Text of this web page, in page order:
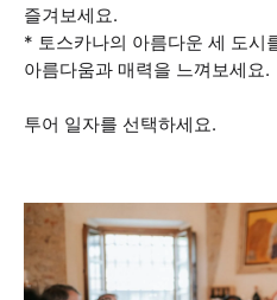
즐겨보세요.
* 토스카나의 아름다운 세 도시
아름다움과 매력을 느껴보세요.
투어 일자를 선택하세요.